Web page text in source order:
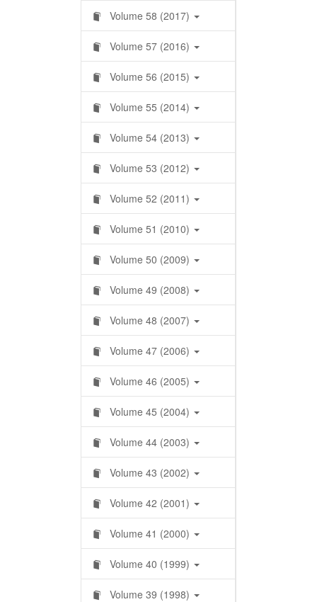
Volume 58 (2017)
Volume 57 (2016)
Volume 56 (2015)
Volume 55 (2014)
Volume 54 (2013)
Volume 53 (2012)
Volume 52 (2011)
Volume 51 (2010)
Volume 50 (2009)
Volume 49 (2008)
Volume 48 (2007)
Volume 47 (2006)
Volume 46 (2005)
Volume 45 (2004)
Volume 44 (2003)
Volume 43 (2002)
Volume 42 (2001)
Volume 41 (2000)
Volume 40 (1999)
Volume 39 (1998)